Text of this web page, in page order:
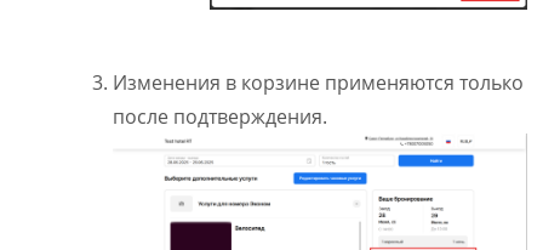
Изменения в корзине применяются только
после подтверждения.